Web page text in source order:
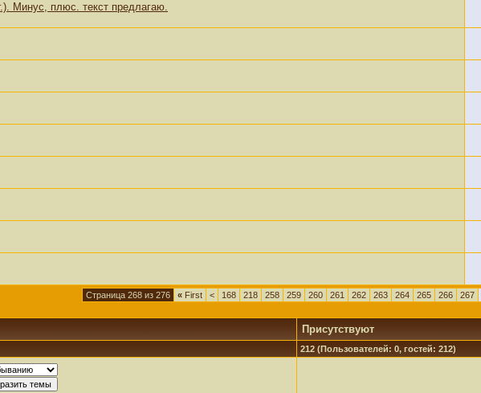
Минус, плюс. текст предлагаю.
Страница 268 из 276 « First < 168 218 258 259 260 261 262 263 264 265 266 267
Присутствуют
212 (Пользователей: 0, гостей: 212)